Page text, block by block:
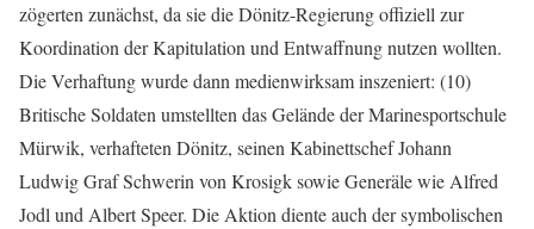
zögerten zunächst, da sie die Dönitz-Regierung offiziell zur
Koordination der Kapitulation und Entwaffnung nutzen wollten.
Die Verhaftung wurde dann medienwirksam inszeniert: (10)
Britische Soldaten umstellten das Gelände der Marinesportschule
Mürwik, verhafteten Dönitz, seinen Kabinettschef Johann
Ludwig Graf Schwerin von Krosigk sowie Generäle wie Alfred
Jodl und Albert Speer. Die Aktion diente auch der symbolischen